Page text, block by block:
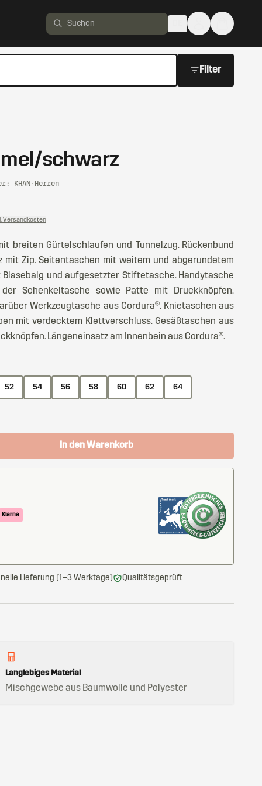
Produkte suchen
Filter
schwarz
KHAN · Herren
Versandkosten
breiten Gürtelschlaufen und Tunnelzug. Rückenbund
mit Zip. Seitentaschen mit weitem und abgerundetem
Blasebalg und aufgesetzter Stiftetasche. Handytasche
Schenkeltasche sowie Patte mit Druckknöpfen.
Werkzeugtasche aus Cordura®. Knietaschen aus
mit verdecktem Klettverschluss. Gesäßtaschen aus
Längeneinsatz am Innenbein aus Cordura®.
52 54 56 58 60 62 64
In den Warenkorb
Klarna
Lieferung (1–3 Werktage) Qualitätsgeprüft
Langlebiges Material
Mischgewebe aus Baumwolle und Polyester